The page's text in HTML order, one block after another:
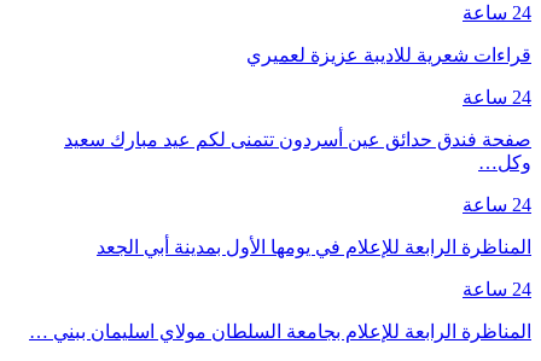
24 ساعة
قراءات شعرية للاديبة عزيزة لعميري
24 ساعة
صفحة فندق حدائق عين أسردون تتمنى لكم عيد مبارك سعيد
وكل…
24 ساعة
المناظرة الرابعة للإعلام في يومها الأول بمدينة أبي الجعد
24 ساعة
المناظرة الرابعة للإعلام بجامعة السلطان مولاي اسليمان ببني …